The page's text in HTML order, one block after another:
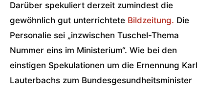
Darüber spekuliert derzeit zumindest die
gewöhnlich gut unterrichtete Bildzeitung. Die
Personalie sei „inzwischen Tuschel-Thema
Nummer eins im Ministerium“. Wie bei den
einstigen Spekulationen um die Ernennung Karl
Lauterbachs zum Bundesgesundheitsminister